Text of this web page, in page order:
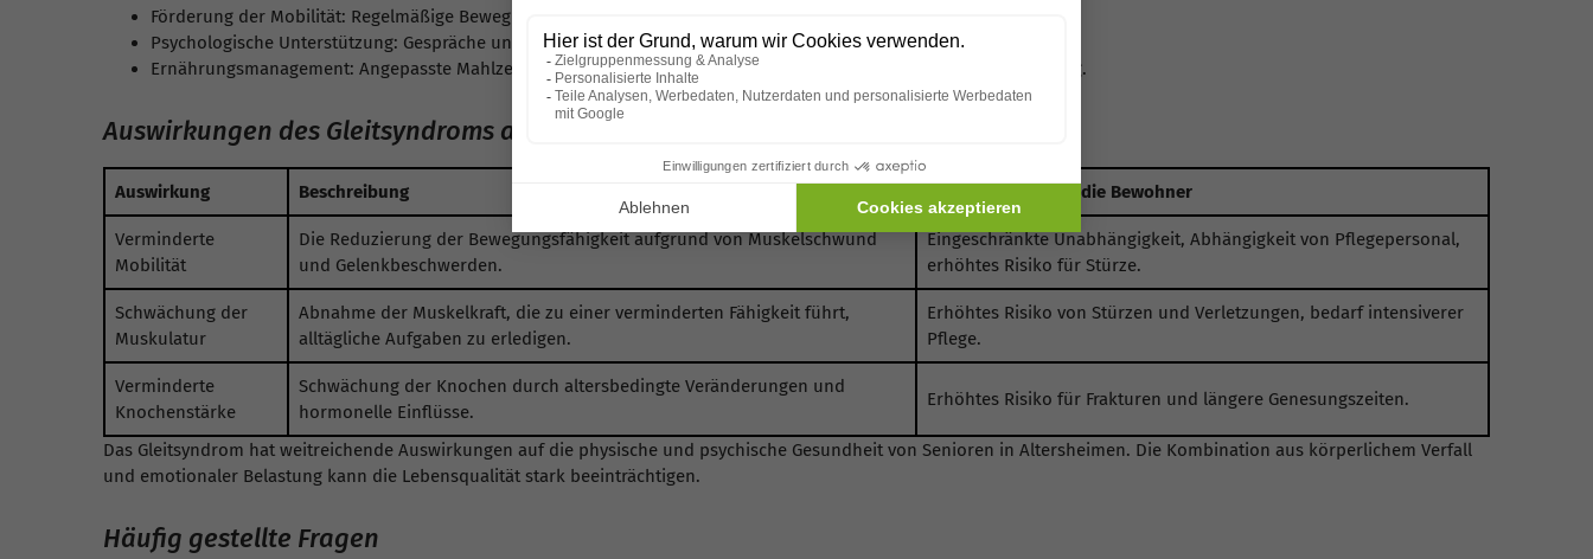
Förderung der Mobilität: Regelmäßige Bewegung hilft, den Muskelabbau zu reduzieren.
Psychologische Unterstützung: Gespräche und Therapie können das emotionale Wohlbefinden stärken.
Ernährungsmanagement: Angepasste Mahlzeiten und regelmäßige Hydration verbessern die körperliche Verfassung.
Auswirkungen des Gleitsyndroms auf die physische Gesundheit
Auswirkung Beschreibung Konsequenzen für die Bewohner
Verminderte
Mobilität
Die Reduzierung der Bewegungsfähigkeit aufgrund von Muskelschwund
und Gelenkbeschwerden.
Eingeschränkte Unabhängigkeit, Abhängigkeit von Pflegepersonal,
erhöhtes Risiko für Stürze.
Schwächung der
Muskulatur
Abnahme der Muskelkraft, die zu einer verminderten Fähigkeit führt,
alltägliche Aufgaben zu erledigen.
Erhöhtes Risiko von Stürzen und Verletzungen, bedarf intensiverer
Pflege.
Verminderte
Knochenstärke
Schwächung der Knochen durch altersbedingte Veränderungen und
hormonelle Einflüsse.
Erhöhtes Risiko für Frakturen und längere Genesungszeiten.
Das Gleitsyndrom hat weitreichende Auswirkungen auf die physische und psychische Gesundheit von Senioren in Altersheimen. Die Kombination aus körperlichem Verfall
und emotionaler Belastung kann die Lebensqualität stark beeinträchtigen.
Häufig gestellte Fragen